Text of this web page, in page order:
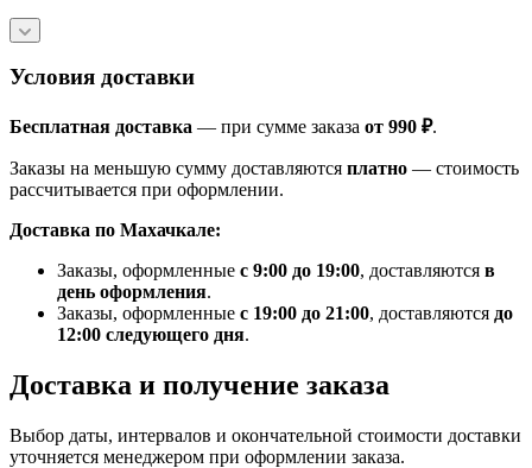
Условия доставки
Бесплатная доставка — при сумме заказа от 990 ₽.
Заказы на меньшую сумму доставляются платно — стоимость
рассчитывается при оформлении.
Доставка по Махачкале:
Заказы, оформленные с 9:00 до 19:00, доставляются в
день оформления.
Заказы, оформленные с 19:00 до 21:00, доставляются до
12:00 следующего дня.
Доставка и получение заказа
Выбор даты, интервалов и окончательной стоимости доставки
уточняется менеджером при оформлении заказа.